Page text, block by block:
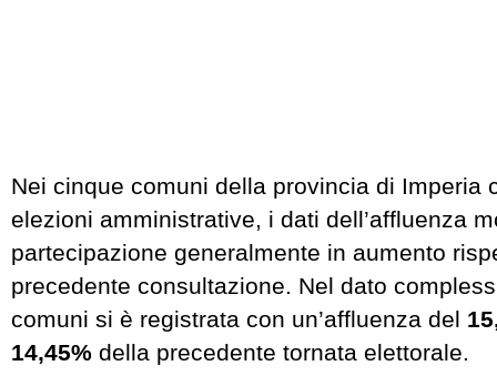
Nei cinque comuni della provincia di Imperia
elezioni amministrative, i dati dell’affluenza
partecipazione generalmente in aumento
precedente consultazione. Nel dato
comuni si è registrata con un’affluenza del
14,45% della precedente tornata elettorale.